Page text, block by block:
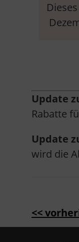
Update
Rabatte
Update
wird die
<<